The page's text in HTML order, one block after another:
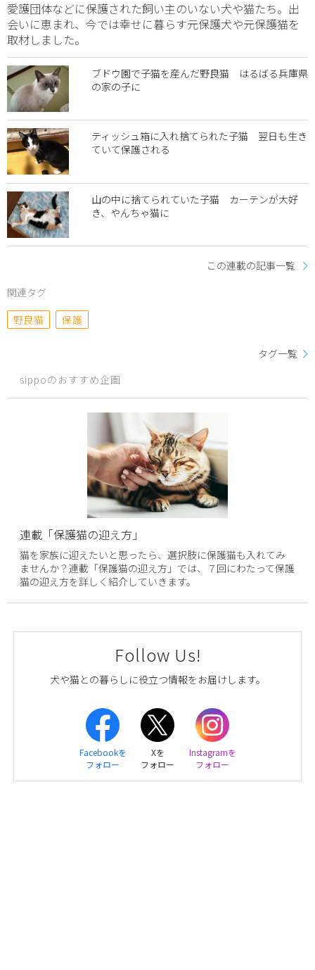
愛護団体などに保護された飼い主のいない犬や猫たち。出
会いに恵まれ、今では幸せに暮らす元保護犬や元保護猫を
取材しました。
ブドウ園で子猫を産んだ野良猫 はるばる兵庫県
の家の子に
ティッシュ箱に入れ捨てられた子猫 翌日も生き
ていて保護される
山の中に捨てられていた子猫 カーテンが大好
き、やんちゃ猫に
この連載の記事一覧
関連タグ
野良猫
保護
タグ一覧
sippoのおすすめ企画
連載「保護猫の迎え方」
猫を家族に迎えたいと思ったら、選択肢に保護猫も入れてみ
ませんか？連載「保護猫の迎え方」では、７回にわたって保護
猫の迎え方を詳しく紹介していきます。
Follow Us!
犬や猫との暮らしに役立つ情報をお届けします。
Facebookを
フォロー
Xを
フォロー
Instagramを
フォロー